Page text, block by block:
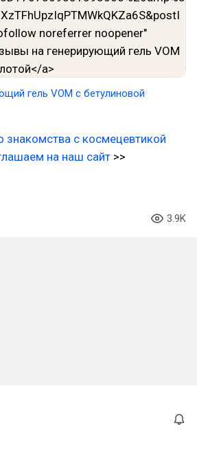
гель VOM с бетулиновой
знакомства с космецевтикой
на наш сайт >>
3.9K